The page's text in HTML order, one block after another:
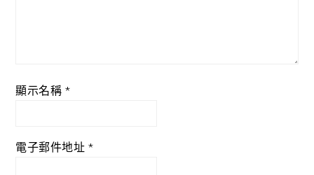
顯示名稱 *
電子郵件地址 *